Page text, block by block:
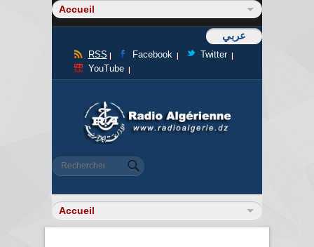
عربي
RSS Facebook
Twitter
YouTube
Formulaire de recherche
Rechercher